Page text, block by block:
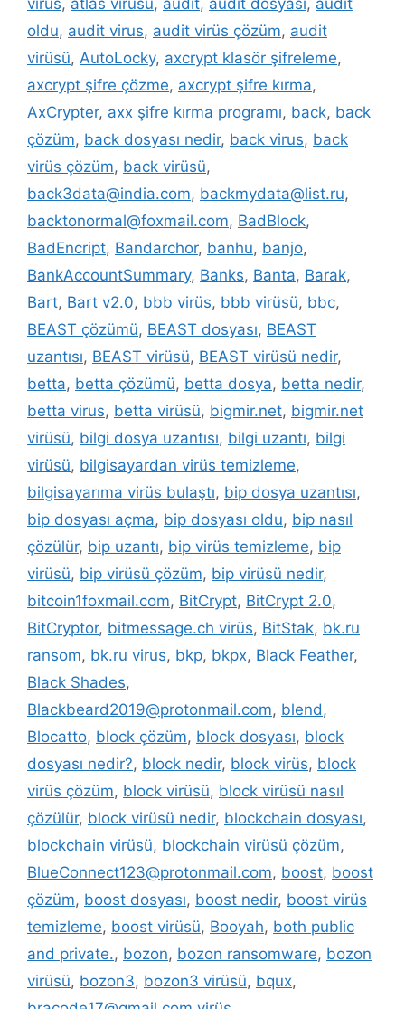
virüs, atlas virüsü, audit, audit dosyası, audit
oldu, audit virus, audit virüs çözüm, audit
virüsü, AutoLocky, axcrypt klasör şifreleme,
axcrypt şifre çözme, axcrypt şifre kırma,
AxCrypter, axx şifre kırma programı, back, back
çözüm, back dosyası nedir, back virus, back
virüs çözüm, back virüsü,
back3data@india.com, backmydata@list.ru,
backtonormal@foxmail.com, BadBlock,
BadEncript, Bandarchor, banhu, banjo,
BankAccountSummary, Banks, Banta, Barak,
Bart, Bart v2.0, bbb virüs, bbb virüsü, bbc,
BEAST çözümü, BEAST dosyası, BEAST
uzantısı, BEAST virüsü, BEAST virüsü nedir,
betta, betta çözümü, betta dosya, betta nedir,
betta virus, betta virüsü, bigmir.net, bigmir.net
virüsü, bilgi dosya uzantısı, bilgi uzantı, bilgi
virüsü, bilgisayardan virüs temizleme,
bilgisayarıma virüs bulaştı, bip dosya uzantısı,
bip dosyası açma, bip dosyası oldu, bip nasıl
çözülür, bip uzantı, bip virüs temizleme, bip
virüsü, bip virüsü çözüm, bip virüsü nedir,
bitcoin1foxmail.com, BitCrypt, BitCrypt 2.0,
BitCryptor, bitmessage.ch virüs, BitStak, bk.ru
ransom, bk.ru virus, bkp, bkpx, Black Feather,
Black Shades,
Blackbeard2019@protonmail.com, blend,
Blocatto, block çözüm, block dosyası, block
dosyası nedir?, block nedir, block virüs, block
virüs çözüm, block virüsü, block virüsü nasıl
çözülür, block virüsü nedir, blockchain dosyası,
blockchain virüsü, blockchain virüsü çözüm,
BlueConnect123@protonmail.com, boost, boost
çözüm, boost dosyası, boost nedir, boost virüs
temizleme, boost virüsü, Booyah, both public
and private., bozon, bozon ransomware, bozon
virüsü, bozon3, bozon3 virüsü, bqux,